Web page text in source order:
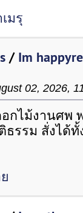
มรุ
/ Im
02, 2026,
กไม้งานศพ
รรม สั่งได้ทั้